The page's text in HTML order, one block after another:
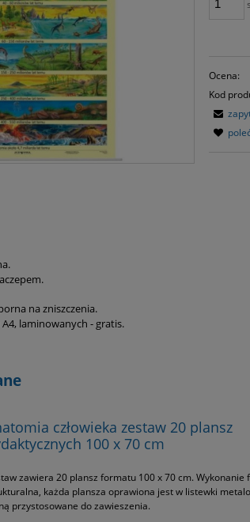
Ocena:
Kod
na zniszczenia.
laminowanych - gratis.
człowieka zestaw 20 plansz
100 x 70 cm
zawiera 20 plansz formatu 100 x 70 cm. Wykonanie
każda plansza oprawiona jest w listewki
przystosowane do zawieszenia.